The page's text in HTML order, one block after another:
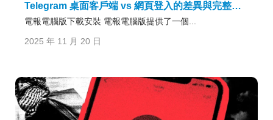
Telegram 桌面客戶端 vs 網頁登入的差異與完整操作說明
電報電腦版下載安裝 電報電腦版提供了一個...
2025 年 11 月 20 日